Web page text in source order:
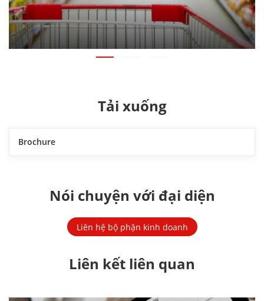
Tải xuống
Brochure
Nói chuyện với đại diện
Liên hệ bộ phận kinh doanh
Liên kết liên quan